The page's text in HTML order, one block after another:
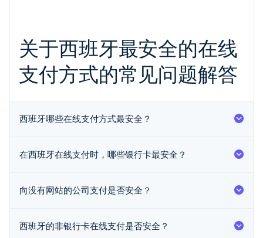
关于西班牙最安全的在线
支付方式的常见问题解答
西班牙哪些在线支付方式最安全？
在西班牙在线支付时，哪些银行卡最安全？
向没有网站的公司支付是否安全？
西班牙的非银行卡在线支付是否安全？
English
爱尔兰
English
奥地利
澳大利亚
English
Português English
保加利亚